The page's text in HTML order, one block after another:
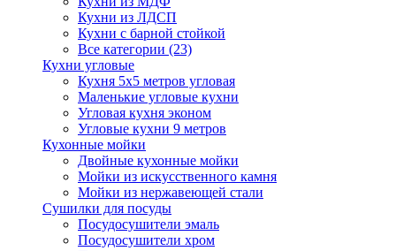
Кухни из ЛДСП
Кухни с барной стойкой
Все категории (23)
Кухни угловые
Кухня 5х5 метров угловая
Маленькие угловые кухни
Угловая кухня эконом
Угловые кухни 9 метров
Кухонные мойки
Двойные кухонные мойки
Мойки из искусственного камня
Мойки из нержавеющей стали
Сушилки для посуды
Посудосушители эмаль
Посудосушители хром